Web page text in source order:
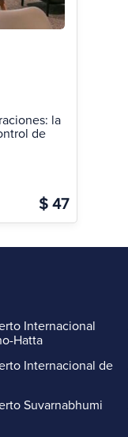
la
de
$ 47
Internacional
Hatta
Internacional de
Suvarnabhumi